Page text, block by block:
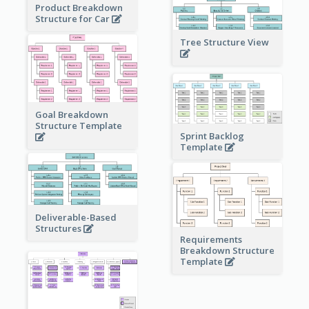
Product Breakdown
Structure for Car
Tree Structure View
Goal Breakdown
Structure Template
Sprint Backlog
Template
Deliverable-Based
Structures
Requirements
Breakdown Structure
Template